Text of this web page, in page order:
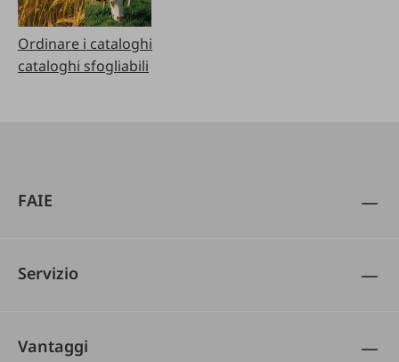
Ordinare i cataloghi
cataloghi sfogliabili
FAIE
Servizio
Vantaggi